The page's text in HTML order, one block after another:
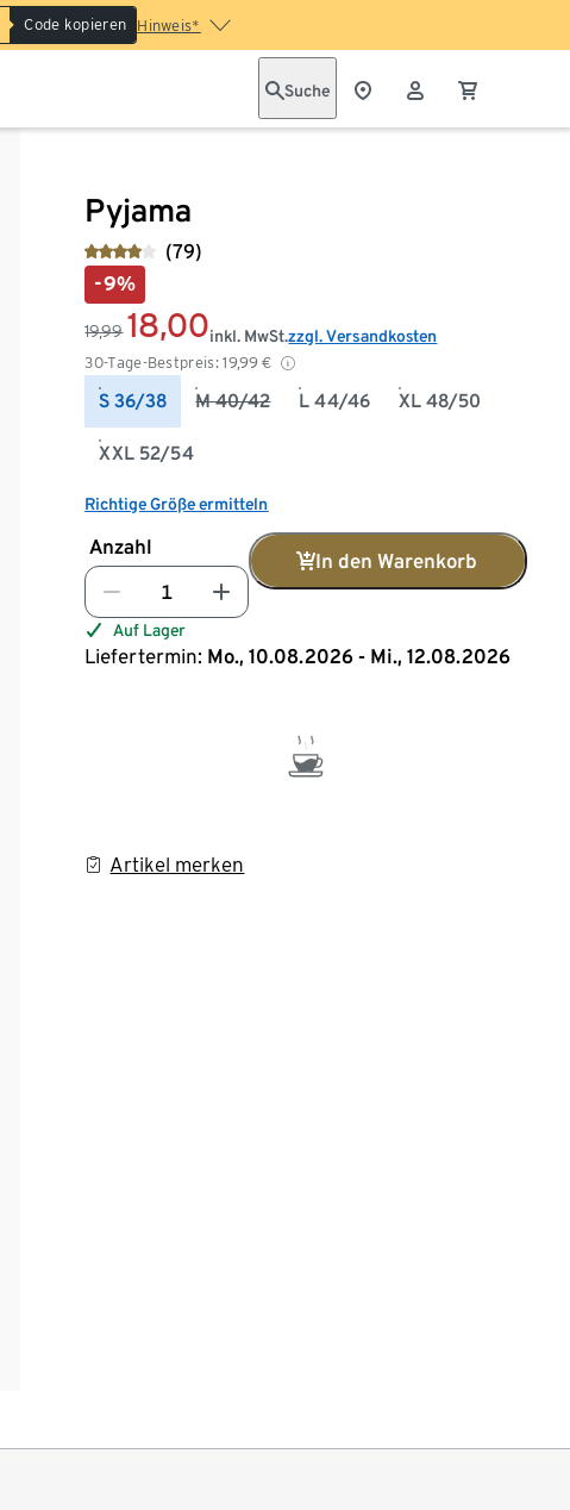
Code kopieren Hinweis*
Suche
Pyjama
(79)
-9%
19,99 18,00
30-Tage-Bestpreis: 19,99 €
inkl. MwSt.zzgl. Versandkosten
S 36/38 M 40/42 L 44/46 XL 48/50
XXL 52/54
Richtige Größe ermitteln
Anzahl
In den Warenkorb
Auf Lager
Liefertermin: Mo., 10.08.2026 - Mi., 12.08.2026
Artikel merken